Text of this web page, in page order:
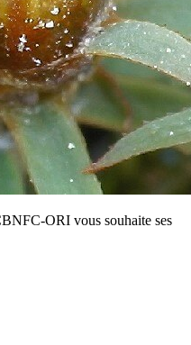
ORI vous souhaite ses